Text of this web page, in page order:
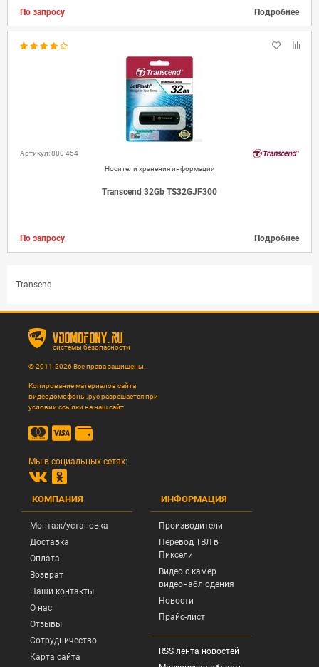
По запросу Подробнее
Артикул: 880 454
Носители хранения информации
Transcend 32Gb TS32GJF300
По запросу Подробнее
Transend
vdomofony.ru
системы безопасности
© 2011-2026 Все права защищены.
Копирование материалов сайта
видеодомофоны.рус разрешается при
условии ссылки на наш сайт.
Мы в социальных сетях:
КОМПАНИЯ
Монтаж/установка
Доставка
Оплата
Возврат
Наши контакты
О нас
Отзывы
Сотрудничество
Карта сайта
ИНФОРМАЦИЯ
Производители
Перевод ТВЛ в
Пиксели
Видео с камер
видеонаблюдения
Новости
Прайс-лист
RSS лента новостей